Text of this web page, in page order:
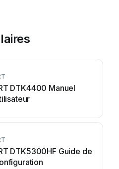
DTK4400 Manuel
DTK5300HF Guide de